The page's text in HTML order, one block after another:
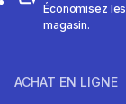
Économisez
magasin.
ACHAT EN LIGNE